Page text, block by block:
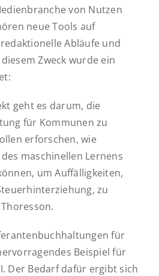
von Nutzen
neue Tools auf
Abläufe und
Zweck wurde ein
geht es darum, die
für Kommunen zu
erforschen, wie
maschinellen Lernens
um Auffälligkeiten,
zu
für
Beispiel für
Der Bedarf dafür ergibt sich